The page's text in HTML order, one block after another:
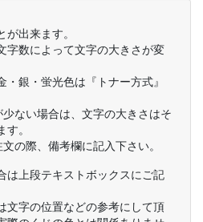
出来ます。
字数によって文字の大きさが変
・銀・蛍光色は『トナー方式』
ない場合は、文字の大きさはそ
。
の際、備考欄に記入下さい。
は上段テキストボックスにご記
文字の位置などの参考にして頂